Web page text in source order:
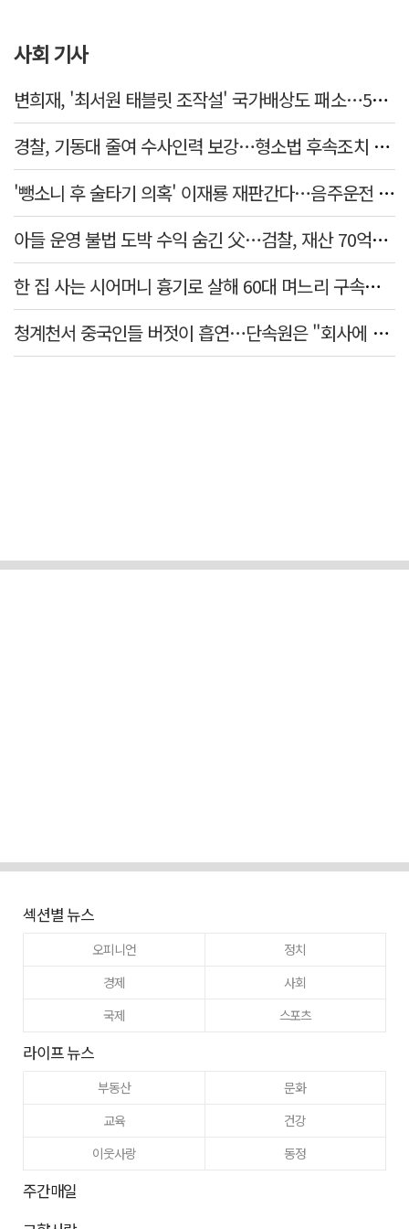
사회 기사
변희재, '최서원 태블릿 조작설' 국가배상도 패소…5천만원 청구 기각
경찰, 기동대 줄여 수사인력 보강…형소법 후속조치 본격화
'뺑소니 후 술타기 의혹' 이재룡 재판간다…음주운전 혐의 제외
아들 운영 불법 도박 수익 숨긴 父…검찰, 재산 70억원 몰수
한 집 사는 시어머니 흉기로 살해 60대 며느리 구속…범행 동기는
청계천서 중국인들 버젓이 흡연…단속원은 "회사에 알려라" 딴청
섹션별 뉴스
오피니언
정치
경제
사회
국제
스포츠
라이프 뉴스
부동산
문화
교육
건강
이웃사랑
동정
주간매일